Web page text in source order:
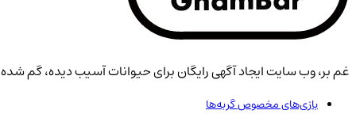
غم بر، وب سایت ایجاد آگهی رایگان برای حیوانات آسیب دیده، گم
بازی‌های مخصوص گربه‌ها